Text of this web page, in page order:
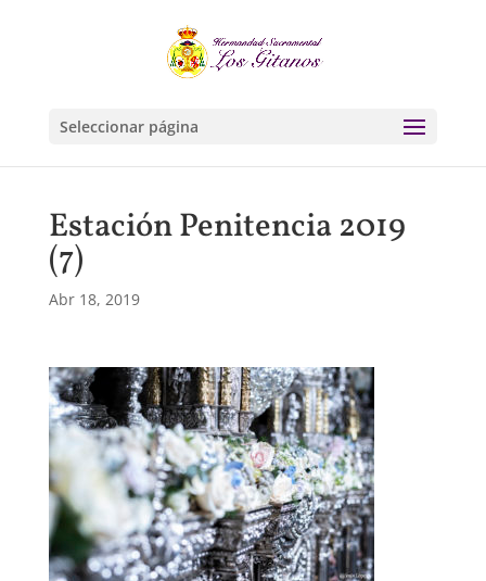
Seleccionar página
Estación Penitencia 2019
(7)
Abr 18, 2019